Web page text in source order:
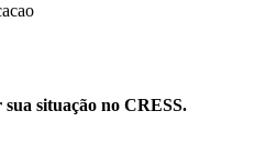
situação no CRESS.